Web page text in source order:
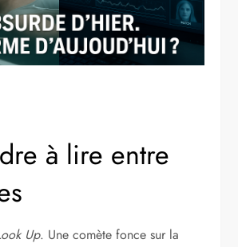
à lire entre
Up. Une comète fonce sur la